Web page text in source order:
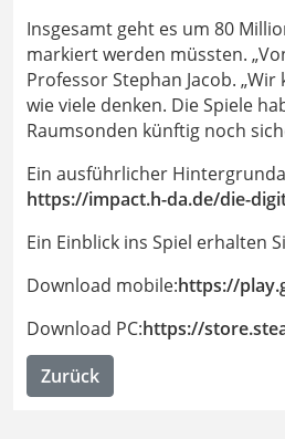
Insgesamt geht es um 80
markiert werden müssten.
Professor Stephan Jacob.
wie viele denken. Die Spiele
Raumsonden künftig noch
Ein ausführlicher
https://impact.h-da.de/die-
Ein Einblick ins Spiel erhalten
Download mobile:https://
Download PC:https://
Zurück